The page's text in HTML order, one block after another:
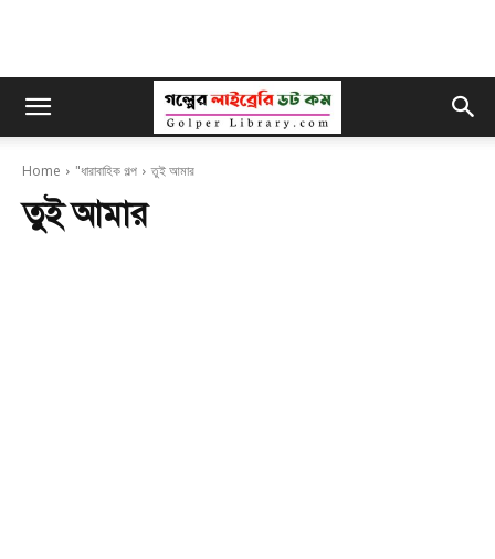
Home "ধারাবাহিক গল্প তুই আমার
তুই আমার